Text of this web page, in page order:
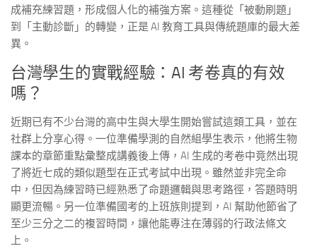
成補充練習題，形成個人化的補強方案。這種從「被動刷題」
到「主動診斷」的轉變，正是 AI 教育工具與傳統題庫的最大差
異。
台灣學生的實戰經驗：AI 考卷真的有效
嗎？
近期已有不少台灣的高中生與大學生開始嘗試這類工具，並在
社群上分享心得。一位準備學測的自然組學生表示，他將生物
課本的章節重點彙整成講義後上傳，AI 生成的考卷中竟然出現
了將近七成的類似題型在正式考試中出現。雖然並非完全命
中，但因為練習時已經熟悉了命題邏輯與思考路徑，答題時明
顯更流暢。另一位準備國考的上班族則提到，AI 幫助他節省了
至少三分之二的複習時間，讓他能專注在薄弱的行政法條文
上。